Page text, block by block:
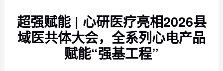
超强赋能 | 心研医疗亮相2026县
域医共体大会，全系列心电产品
赋能“强基工程”